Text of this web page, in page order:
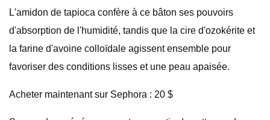
L'amidon de tapioca confère à ce bâton ses pouvoirs
d'absorption de l'humidité, tandis que la cire d'ozokérite et
la farine d'avoine colloïdale agissent ensemble pour
favoriser des conditions lisses et une peau apaisée.
Acheter maintenant sur Sephora : 20 $